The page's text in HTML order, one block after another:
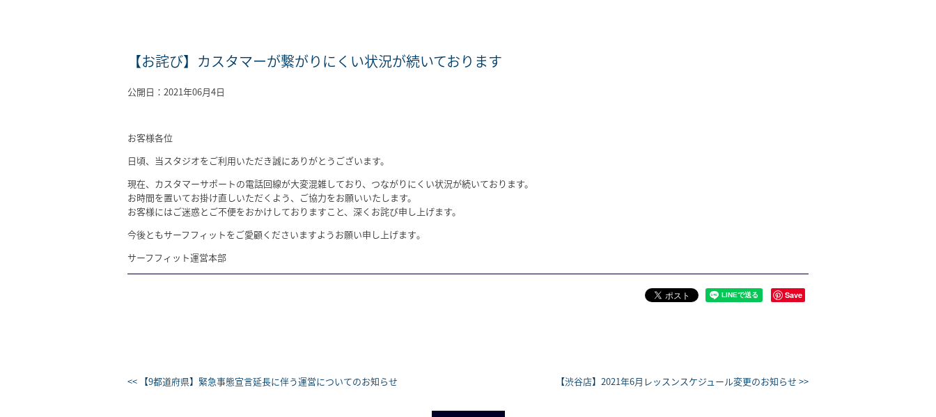
【お詫び】カスタマーが繋がりにくい状況が続いております
公開日：2021年06月4日
お客様各位
日頃、当スタジオをご利用いただき誠にありがとうございます。
現在、カスタマーサポートの電話回線が大変混雑しており、つながりにくい状況が続いております。
お時間を置いてお掛け直しいただくよう、ご協力をお願いいたします。
お客様にはご迷惑とご不便をおかけしておりますこと、深くお詫び申し上げます。
今後ともサーフフィットをご愛顧くださいますようお願い申し上げます｡
サーフフィット運営本部
Save
<< 【9都道府県】緊急事態宣言延長に伴う運営についてのお知らせ 【渋谷店】2021年6月レッスンスケジュール変更のお知らせ >>